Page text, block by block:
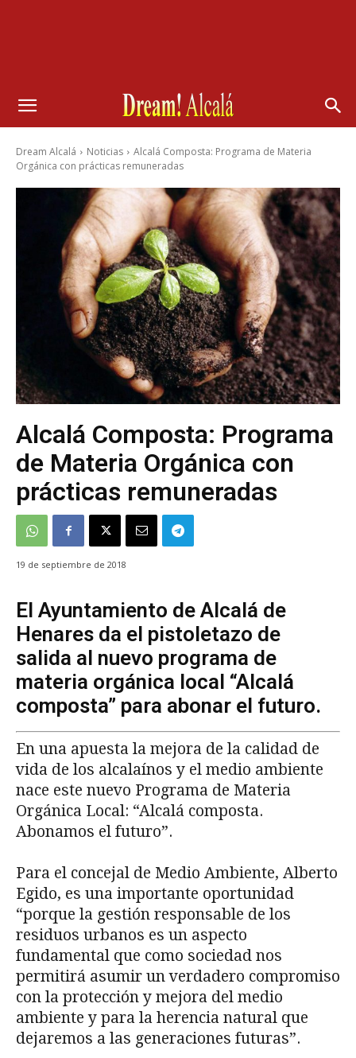
Dream Alcalá Noticias
Alcalá Composta: Programa de Materia
Orgánica con prácticas remuneradas
Alcalá Composta: Programa
de Materia Orgánica con
prácticas remuneradas
19 de septiembre de 2018
El Ayuntamiento de Alcalá de
Henares da el pistoletazo de
salida al nuevo programa de
materia orgánica local “Alcalá
composta” para abonar el futuro.
En una apuesta la mejora de la calidad de
vida de los alcalaínos y el medio ambiente
nace este nuevo Programa de Materia
Orgánica Local: “Alcalá composta.
Abonamos el futuro”.
Para el concejal de Medio Ambiente, Alberto
Egido, es una importante oportunidad
“porque la gestión responsable de los
residuos urbanos es un aspecto
fundamental que como sociedad nos
permitirá asumir un verdadero compromiso
con la protección y mejora del medio
ambiente y para la herencia natural que
dejaremos a las generaciones futuras”.